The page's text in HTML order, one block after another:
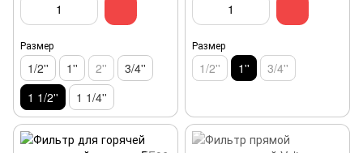
Размер
1/2'' 1'' 2''
3/4''
1 1/2''
1 1/4''
Размер
1/2'' 1'' 3/4''